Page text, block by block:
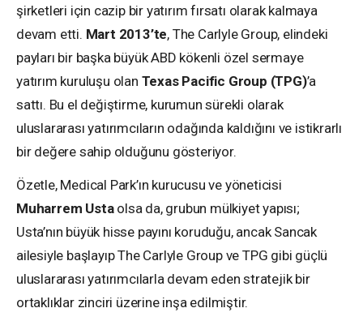
şirketleri için cazip bir yatırım fırsatı olarak kalmaya
devam etti. Mart 2013’te, The Carlyle Group, elindeki
payları bir başka büyük ABD kökenli özel sermaye
yatırım kuruluşu olan Texas Pacific Group (TPG)’a
sattı. Bu el değiştirme, kurumun sürekli olarak
uluslararası yatırımcıların odağında kaldığını ve istikrarlı
bir değere sahip olduğunu gösteriyor.
Özetle, Medical Park’ın kurucusu ve yöneticisi
Muharrem Ustaolsa da, grubun mülkiyet yapısı;
Usta’nın büyük hisse payını koruduğu, ancak Sancak
ailesiyle başlayıp The Carlyle Group ve TPG gibi güçlü
uluslararası yatırımcılarla devam eden stratejik bir
ortaklıklar zinciri üzerine inşa edilmiştir.